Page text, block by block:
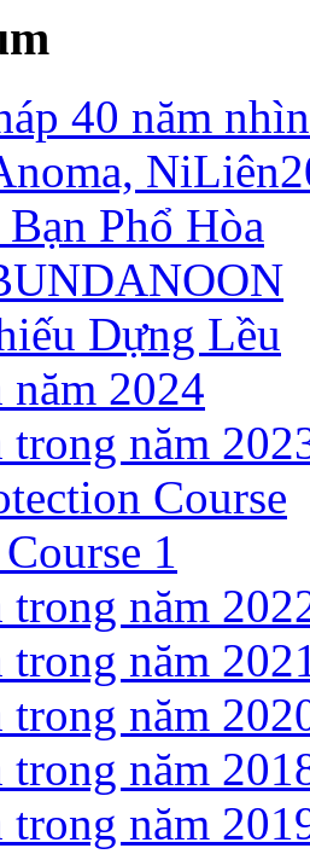
40 năm
Phổ Hòa
Dựng Lều
2024
trong năm
Course
1
trong năm
trong năm
trong năm
trong năm
trong năm